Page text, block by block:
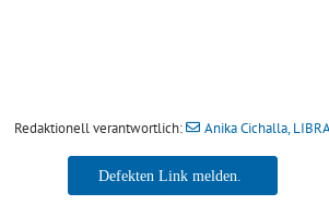
Redaktionell verantwortlich: Anika Cichalla,
Anika Cichalla, LIBRA